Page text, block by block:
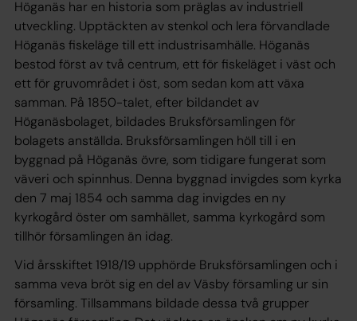
Höganäs har en historia som präglas av industriell
utveckling. Upptäckten av stenkol och lera förvandlade
Höganäs fiskeläge till ett industrisamhälle. Höganäs
bestod först av två centrum, ett för fiskeläget i väst och
ett för gruvområdet i öst, som sedan kom att växa
samman. På 1850-talet, efter bildandet av
Höganäsbolaget, bildades Bruksförsamlingen för
bolagets anställda. Bruksförsamlingen höll till i en
byggnad på Höganäs övre, som tidigare fungerat som
väveri och spinnhus. Denna byggnad invigdes som kyrka
den 7 maj 1854 och samma dag invigdes en ny
kyrkogård öster om samhället, samma kyrkogård som
tillhör församlingen än idag.
Vid årsskiftet 1918/19 upphörde Bruksförsamlingen och i
samma veva bröt sig en del av Väsby församling ur sin
församling. Tillsammans bildade dessa två grupper